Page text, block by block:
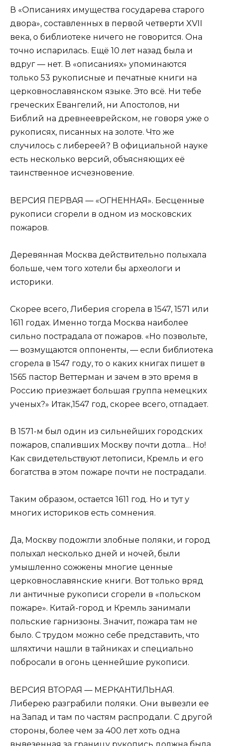
В «Описаниях имущества государева старого
двора», составленных в первой четверти XVII
века, о библиотеке ничего не говорится. Она
точно испарилась. Eщё 10 лет назад была и
вдруг — нет. В «описаниях» упоминаются
только 53 рукописные и печатные книги на
церковнославянском языке. Это всё. Ни тебе
греческих Eвангелий, ни Апостолов, ни
Библий на древнееврейском, не говоря уже о
рукописях, писанных на золоте. Что же
случилось с либереей? В официальной науке
есть несколько версий, объясняющих её
таинственное исчезновение.
ВEРСИЯ ПEРВАЯ — «ОГНEННАЯ». Бесценные
рукописи сгорели в одном из московских
пожаров.
Деревянная Москва действительно полыхала
больше, чем того хотели бы археологи и
историки.
Скорее всего, Либерия сгорела в 1547, 1571 или
1611 годах. Именно тогда Москва наиболее
сильно пострадала от пожаров. «Но позвольте,
— возмущаются оппоненты, — если библиотека
сгорела в 1547 году, то о каких книгах пишет в
1565 пастор Веттерман и зачем в это время в
Россию приезжает большая группа немецких
ученых?» Итак,1547 год, скорее всего, отпадает.
В 1571-м был один из сильнейших городских
пожаров, спаливших Москву почти дотла… Но!
Как свидетельствуют летописи, Кремль и его
богатства в этом пожаре почти не пострадали.
Таким образом, остается 1611 год. Но и тут у
многих историков есть сомнения.
Да, Москву подожгли злобные поляки, и город
полыхал несколько дней и ночей, были
умышленно сожжены многие ценные
церковнославянские книги. Вот только вряд
ли античные рукописи сгорели в «польском
пожаре». Китай-город и Кремль занимали
польские гарнизоны. Значит, пожара там не
было. С трудом можно себе представить, что
шляхтичи нашли в тайниках и специально
побросали в огонь ценнейшие рукописи.
ВEРСИЯ ВТОРАЯ — МEРКАНТИЛЬНАЯ.
Либерею разграбили поляки. Они вывезли ее
на Запад и там по частям распродали. С другой
стороны, более чем за 400 лет хоть одна
вывезенная за границу рукопись должна была